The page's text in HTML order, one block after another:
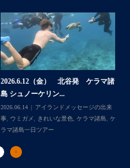
2026.7.23 北谷発 慶良間行き 体
験ダイビング＆シュ...
きれいな景色 ケラマ諸島
ケ
ラマ諸島一日ツアー
,スノーケリング,ダイ
ビングポイント